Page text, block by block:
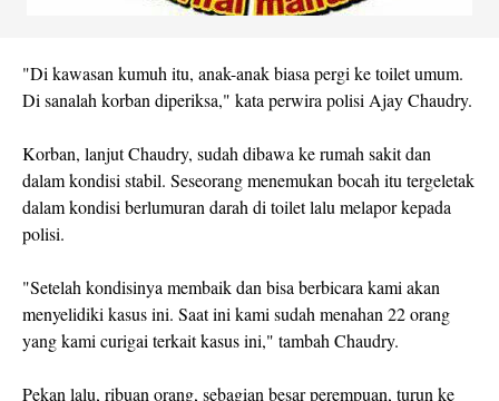
"Di kawasan kumuh itu, anak-anak biasa pergi ke toilet umum.
Di sanalah korban diperiksa," kata perwira polisi Ajay Chaudry.
Korban, lanjut Chaudry, sudah dibawa ke rumah sakit dan
dalam kondisi stabil. Seseorang menemukan bocah itu tergeletak
dalam kondisi berlumuran darah di toilet lalu melapor kepada
polisi.
"Setelah kondisinya membaik dan bisa berbicara kami akan
menyelidiki kasus ini. Saat ini kami sudah menahan 22 orang
yang kami curigai terkait kasus ini," tambah Chaudry.
Pekan lalu, ribuan orang, sebagian besar perempuan, turun ke